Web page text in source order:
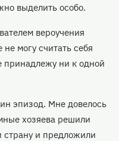
выделить особо.
вероучения
могу считать себя
принадлежу ни к одной
эпизод. Мне довелось
хозяева решили
страну и предложили